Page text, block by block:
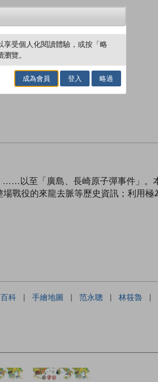
試閲 加入閱讀紀錄
實體書
……以至「廣島、長崎原子彈事件」。
戰役的來龍去脈等歷史資訊；利用
科 | 手繪地圖 | 范永聰 | 林筱魯 |
享受個人化閱讀體驗，或按「略
覽。
成為會員 登入 略過